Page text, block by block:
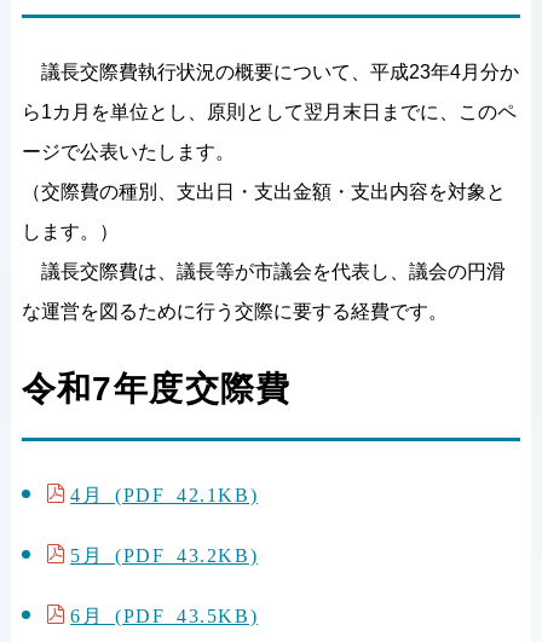
議長交際費執行状況の概要について、平成23年4月分か
ら1カ月を単位とし、原則として翌月末日までに、このペ
ージで公表いたします。
（交際費の種別、支出日・支出金額・支出内容を対象と
します。）
議長交際費は、議長等が市議会を代表し、議会の円滑
な運営を図るために行う交際に要する経費です。
令和7年度交際費
4月 (PDF 42.1KB)
5月 (PDF 43.2KB)
6月 (PDF 43.5KB)